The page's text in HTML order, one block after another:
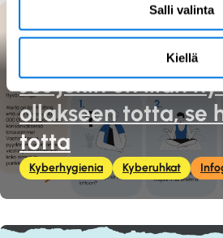
Salli valinta
Kiellä
Jos jokin on liian
ollakseen totta, se
totta
Kyberhygienia Kyberuhkat